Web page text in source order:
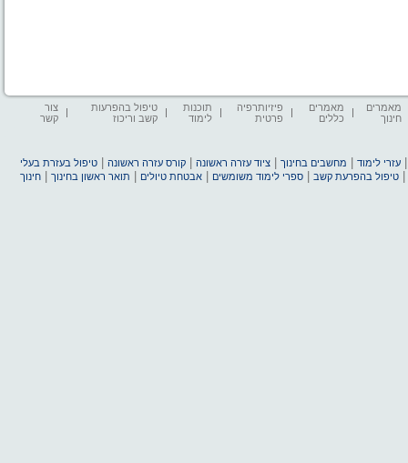
מאמרים
חינוך
מאמרים
כללים
פיזיותרפיה
פרטית
תוכנות
לימוד
טיפול בהפרעות
קשב וריכוז
צור
קשר
עזרי לימוד מחשבים בחינוך |ציוד עזרה ראשונה |קורס עזרה ראשונה |טיפול בעזרת בעלי
|טיפול בהפרעת קשב |ספרי לימוד משומשים |אבטחת טיולים תואר ראשון בחינוך |חינוך